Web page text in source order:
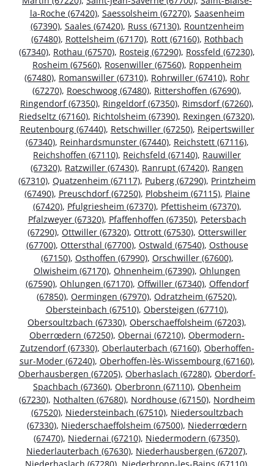
la-Roche (67420), Saessolsheim (67270), Saasenheim
(67390), Saales (67420), Russ (67130), Rountzenheim
(67480), Rottelsheim (67170), Rott (67160), Rothbach
(67340), Rothau (67570), Rosteig (67290), Rossfeld (67230),
Rosheim (67560), Rosenwiller (67560), Roppenheim
(67480), Romanswiller (67310), Rohrwiller (67410), Rohr
(67270), Roeschwoog (67480), Rittershoffen (67690),
Ringendorf (67350), Ringeldorf (67350), Rimsdorf (67260),
Riedseltz (67160), Richtolsheim (67390), Rexingen (67320),
Reutenbourg (67440), Retschwiller (67250), Reipertswiller
(67340), Reinhardsmunster (67440), Reichstett (67116),
Reichshoffen (67110), Reichsfeld (67140), Rauwiller
(67320), Ratzwiller (67430), Ranrupt (67420), Rangen
(67310), Quatzenheim (67117), Puberg (67290), Printzheim
(67490), Preuschdorf (67250), Plobsheim (67115), Plaine
(67420), Pfulgriesheim (67370), Pfettisheim (67370),
Pfalzweyer (67320), Pfaffenhoffen (67350), Petersbach
(67290), Ottwiller (67320), Ottrott (67530), Otterswiller
(67700), Ottersthal (67700), Ostwald (67540), Osthouse
(67150), Osthoffen (67990), Orschwiller (67600),
Olwisheim (67170), Ohnenheim (67390), Ohlungen
(67590), Ohlungen (67170), Offwiller (67340), Offendorf
(67850), Oermingen (67970), Odratzheim (67520),
Obersteinbach (67510), Obersteigen (67710),
Obersoultzbach (67330), Oberschaeffolsheim (67203),
Oberrœdern (67250), Obernai (67210), Obermodern-
Zutzendorf (67330), Oberlauterbach (67160), Oberhoffen-
sur-Moder (67240), Oberhoffen-lès-Wissembourg (67160),
Oberhausbergen (67205), Oberhaslach (67280), Oberdorf-
Spachbach (67360), Oberbronn (67110), Obenheim
(67230), Nothalten (67680), Nordhouse (67150), Nordheim
(67520), Niedersteinbach (67510), Niedersoultzbach
(67330), Niederschaeffolsheim (67500), Niederrœdern
(67470), Niedernai (67210), Niedermodern (67350),
Niederlauterbach (67630), Niederhausbergen (67207),